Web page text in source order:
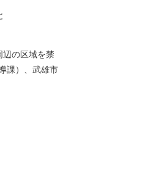
の区域を禁
課）、武雄市